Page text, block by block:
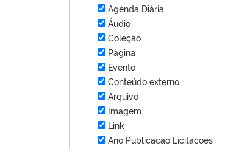
Agenda Diária
Áudio
Coleção
Página
Evento
Conteúdo externo
Arquivo
Imagem
Link
Ano Publicacao Licitacoes